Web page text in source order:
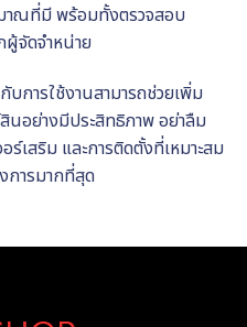
าณที่มี พร้อมทั้งตรวจสอบ
จัดจำหน่าย
บการใช้งานสามารถช่วยเพิ่ม
อย่างมีประสิทธิภาพ อย่าลืม
เสริม และการติดตั้งที่เหมาะสม
การมากที่สุด